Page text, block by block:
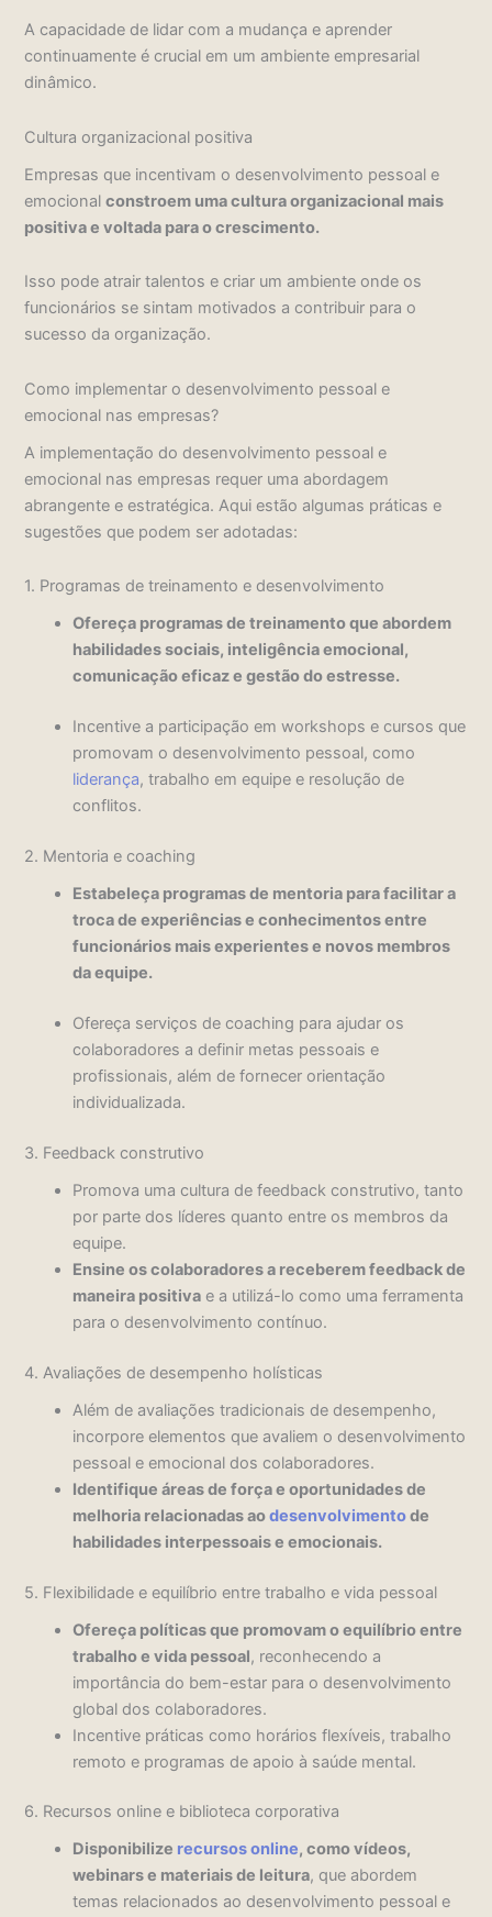
A capacidade de lidar com a mudança e aprender
continuamente é crucial em um ambiente empresarial
dinâmico.
Cultura organizacional positiva
Empresas que incentivam o desenvolvimento pessoal e
emocionalconstroem uma cultura organizacional mais
positiva e voltada para o crescimento.
Isso pode atrair talentos e criar um ambiente onde os
funcionários se sintam motivados a contribuir para o
sucesso da organização.
Como implementar o desenvolvimento pessoal e
emocional nas empresas?
A implementação do desenvolvimento pessoal e
emocional nas empresas requer uma abordagem
abrangente e estratégica. Aqui estão algumas práticas e
sugestões que podem ser adotadas:
1. Programas de treinamento e desenvolvimento
Ofereça programas de treinamento que abordem
habilidades sociais, inteligência emocional,
comunicação eficaz e gestão do estresse.
Incentive a participação em workshops e cursos que
promovam o desenvolvimento pessoal, como
liderança, trabalho em equipe e resolução de
conflitos.
2. Mentoria e coaching
Estabeleça programas de mentoria para facilitar a
troca de experiências e conhecimentos entre
funcionários mais experientes e novos membros
da equipe.
Ofereça serviços de coaching para ajudar os
colaboradores a definir metas pessoais e
profissionais, além de fornecer orientação
individualizada.
3. Feedback construtivo
Promova uma cultura de feedback construtivo, tanto
por parte dos líderes quanto entre os membros da
equipe.
Ensine os colaboradores a receberem feedback de
maneira positiva e a utilizá-lo como uma ferramenta
para o desenvolvimento contínuo.
4. Avaliações de desempenho holísticas
Além de avaliações tradicionais de desempenho,
incorpore elementos que avaliem o desenvolvimento
pessoal e emocional dos colaboradores.
Identifique áreas de força e oportunidades de
melhoria relacionadas aodesenvolvimentode
habilidades interpessoais e emocionais.
5. Flexibilidade e equilíbrio entre trabalho e vida pessoal
Ofereça políticas que promovam o equilíbrio entre
trabalho e vida pessoal, reconhecendo a
importância do bem-estar para o desenvolvimento
global dos colaboradores.
Incentive práticas como horários flexíveis, trabalho
remoto e programas de apoio à saúde mental.
6. Recursos online e biblioteca corporativa
Disponibilize recursos online, como vídeos,
webinars e materiais de leitura, que abordem
temas relacionados ao desenvolvimento pessoal e